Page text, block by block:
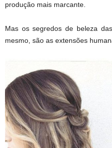
produção mais marcante.
Mas os segredos de beleza
mesmo, são as extensões